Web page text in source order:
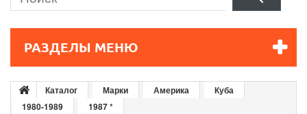
РАЗДЕЛЫ МЕНЮ
Каталог Марки Америка
Куба
1980-1989
1987 *